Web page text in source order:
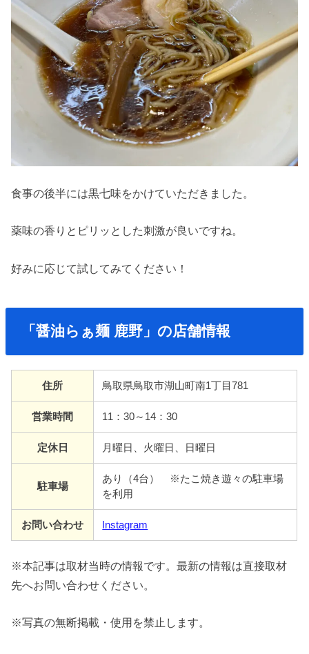
食事の後半には黒七味をかけていただきました。
薬味の香りとピリッとした刺激が良いですね。
好みに応じて試してみてください！
「醤油らぁ麺 鹿野」の店舗情報
住所 鳥取県鳥取市湖山町南1丁目781
営業時間 11：30～14：30
定休日 月曜日、火曜日、日曜日
駐車場
あり（4台） ※たこ焼き遊々の駐車場
を利用
お問い合わせ Instagram
※本記事は取材当時の情報です。最新の情報は直接取材
先へお問い合わせください。
※写真の無断掲載・使用を禁止します。